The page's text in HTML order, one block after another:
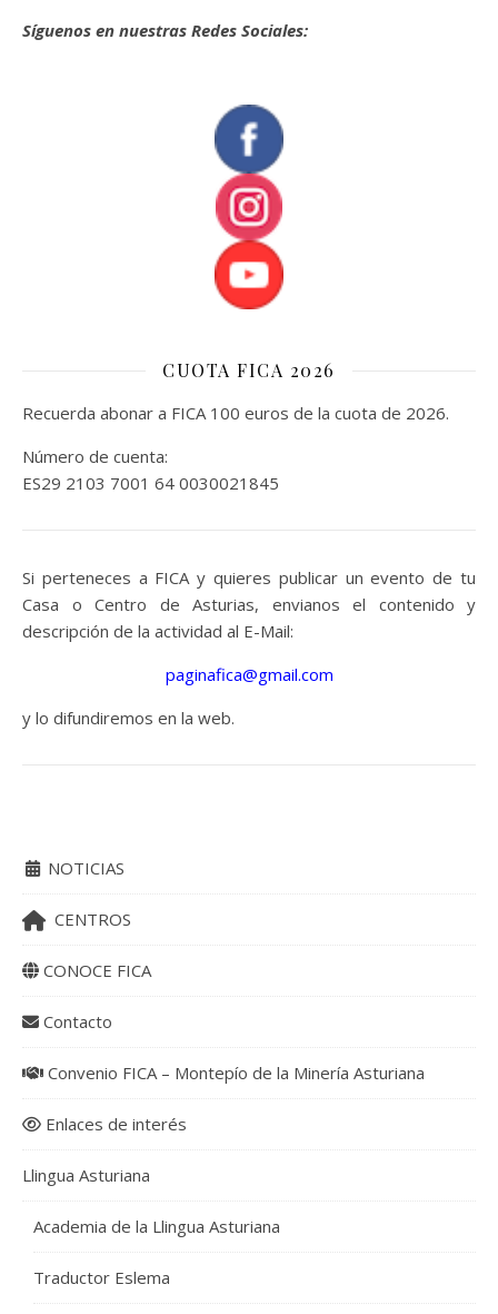
Síguenos en nuestras Redes Sociales:
CUOTA FICA 2026
Recuerda abonar a FICA 100 euros de la cuota de 2026.
Número de cuenta:
ES29 2103 7001 64 0030021845
Si perteneces a FICA y quieres publicar un evento de tu
Casa o Centro de Asturias, envianos el contenido y
descripción de la actividad al E-Mail:
paginafica@gmail.com
y lo difundiremos en la web.
NOTICIAS
CENTROS
CONOCE FICA
Contacto
Convenio FICA – Montepío de la Minería Asturiana
Enlaces de interés
Llingua Asturiana
Academia de la Llingua Asturiana
Traductor Eslema